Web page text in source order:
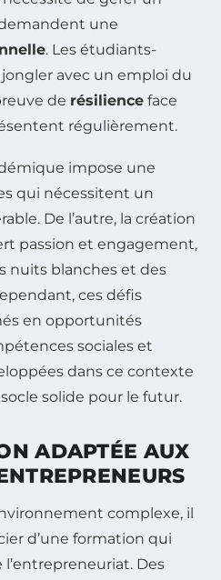
une
. Les étudiants-
avec un emploi du
de résilience face
régulièrement.
impose une
qui nécessitent un
De l’autre, la création
passion et engagement,
nuits blanches et des
ces défis
en opportunités
sociales et
dans ce contexte
solide pour le futur.
ADAPTÉE AUX
complexe, il
d’une formation qui
l’entrepreneuriat. Des